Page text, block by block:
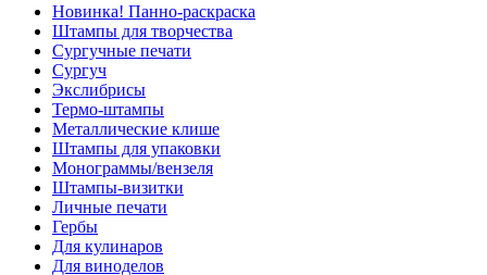
Новинка! Панно-раскраска
Штампы для творчества
Сургучные печати
Сургуч
Экслибрисы
Термо-штампы
Металлические клише
Штампы для упаковки
Монограммы/вензеля
Штампы-визитки
Личные печати
Гербы
Для кулинаров
Для виноделов